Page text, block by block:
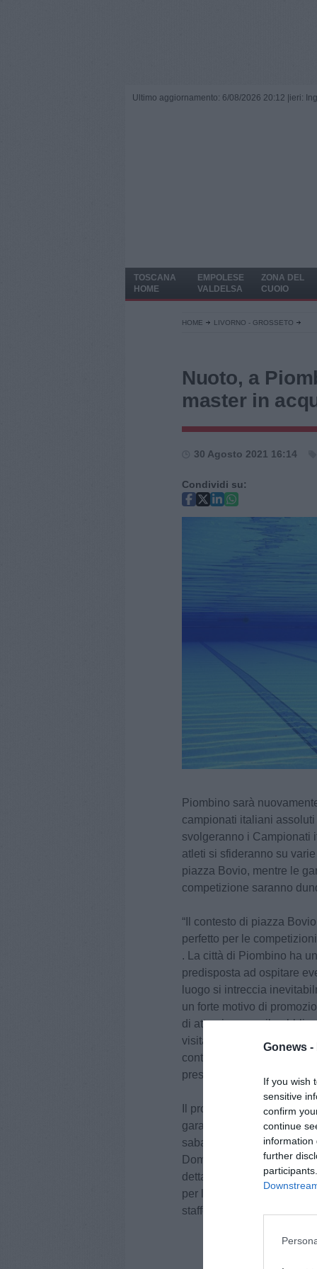
Gonews -
If you wish
sensitive
confirm
continue
information
further
Ultimo aggiornamento: 6/08/2026 20:12 | ieri:
TOSCANA
HOME
EMPOLESE
VALDELSA
ZONA DEL
CUOIO
HOME LIVORNO - GROSSETO
Nuoto, a
master in
30 Agosto 2021 16:14
Condividi su:
Piombino sarà
campionati italiani
svolgeranno i Campionati
atleti si sfideranno su
piazza Bovio, mentre le
competizione saranno
“Il contesto di piazza
perfetto per le
. La città di Piombino ha
predisposta ad ospitare
luogo si intreccia
un forte motivo di
di attrazione per il
visitare la nostra città. È
continuare a ospitare
prestigio che merita”.
Il programma della
gara sulla distanza di un
sabato 4 alle ore 10 si
Domenica 9 sarà la volta
dettaglio previste per le
per le 11 per quanto
staffetta mista.